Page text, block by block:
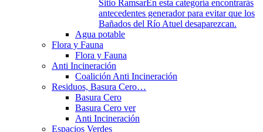
Sitio RamsarEn esta categoría encontrarás
antecedentes generador para evitar que los
Bañados del Río Atuel desaparezcan.
Agua potable
Flora y Fauna
Flora y Fauna
Anti Incineración
Coalición Anti Incineración
Residuos, Basura Cero…
Basura Cero
Basura Cero ver
Anti Incineración
Espacios Verdes